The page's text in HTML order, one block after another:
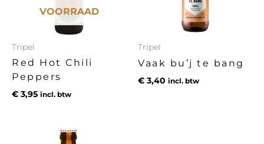
VOORRAAD
Tripel
Red Hot Chili
Peppers
€ 3,95 incl. btw
Tripel
Vaak bu’j te bang
€ 3,40 incl. btw